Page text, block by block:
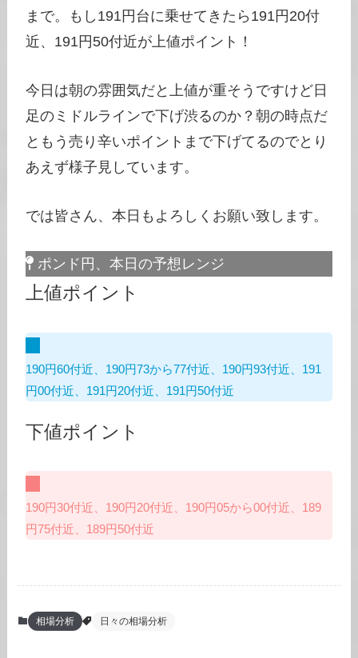
まで。もし191円台に乗せてきたら191円20付
近、191円50付近が上値ポイント！
今日は朝の雰囲気だと上値が重そうですけど日
足のミドルラインで下げ渋るのか？朝の時点だ
ともう売り辛いポイントまで下げてるのでとり
あえず様子見しています。
では皆さん、本日もよろしくお願い致します。
ポンド円、本日の予想レンジ
上値ポイント
190円60付近、190円73から77付近、190円93付近、191
円00付近、191円20付近、191円50付近
下値ポイント
190円30付近、190円20付近、190円05から00付近、189
円75付近、189円50付近
相場分析 日々の相場分析